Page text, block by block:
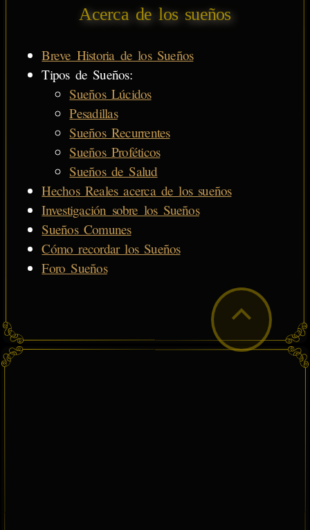
Acerca de los sueños
Breve Historia de los Sueños
Tipos de Sueños:
Sueños Lúcidos
Pesadillas
Sueños Recurrentes
Sueños Proféticos
Sueños de Salud
Hechos Reales acerca de los sueños
Investigación sobre los Sueños
Sueños Comunes
Cómo recordar los Sueños
Foro Sueños